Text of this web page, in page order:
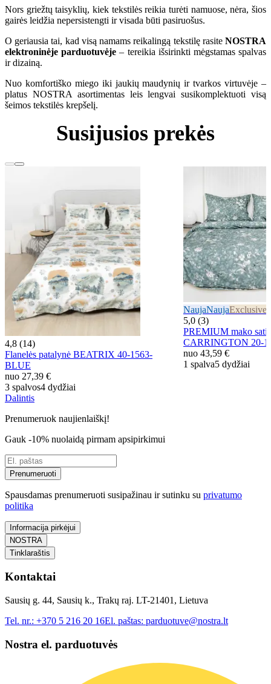
Nors griežtų taisyklių, kiek tekstilės reikia turėti namuose, nėra, šios
gairės leidžia nepersistengti ir visada būti pasiruošus.
O geriausia tai, kad visą namams reikalingą tekstilę rasite NOSTRA
elektroninėje parduotuvėje – tereikia išsirinkti mėgstamas spalvas
ir dizainą.
Nuo komfortiško miego iki jaukių maudynių ir tvarkos virtuvėje –
platus NOSTRA asortimentas leis lengvai susikomplektuoti visą
šeimos tekstilės krepšelį.
Susijusios prekės
4,8 (14)
Flanelės patalynė BEATRIX 40-1563-
BLUE
nuo 27,39 €
3 spalvos4 dydžiai
NaujaNaujaExclusive
5,0 (3)
PREMIUM mako
CARRINGTON 20-
nuo 43,59 €
1 spalva5 dydžiai
Dalintis
Prenumeruok naujienlaiškį!
Gauk -10% nuolaidą pirmam apsipirkimui
Prenumeruoti
Spausdamas prenumeruoti susipažinau ir sutinku su privatumo
politika
Informacija pirkėjui
NOSTRA
Tinklaraštis
Kontaktai
Sausių g. 44, Sausių k., Trakų raj. LT-21401, Lietuva
Tel. nr.: +370 5 216 20 16El. paštas: parduotuve@nostra.lt
Nostra el. parduotuvės